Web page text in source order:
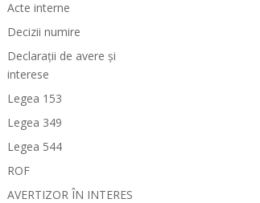
Acte interne
Decizii numire
Declarații de avere și
interese
Legea 153
Legea 349
Legea 544
ROF
AVERTIZOR ÎN INTERES